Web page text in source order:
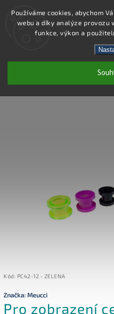
Používáme cookies, abychom
webu a díky analýze provozu
funkce, výkon a
PC42-12 -
Kód: PC42-12 - ZELENA
Značka:Meucci
Pro zobrazení